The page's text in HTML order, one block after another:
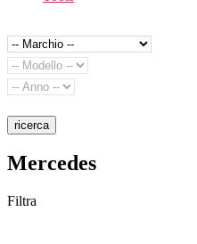
ricerca
Mercedes
Filtra